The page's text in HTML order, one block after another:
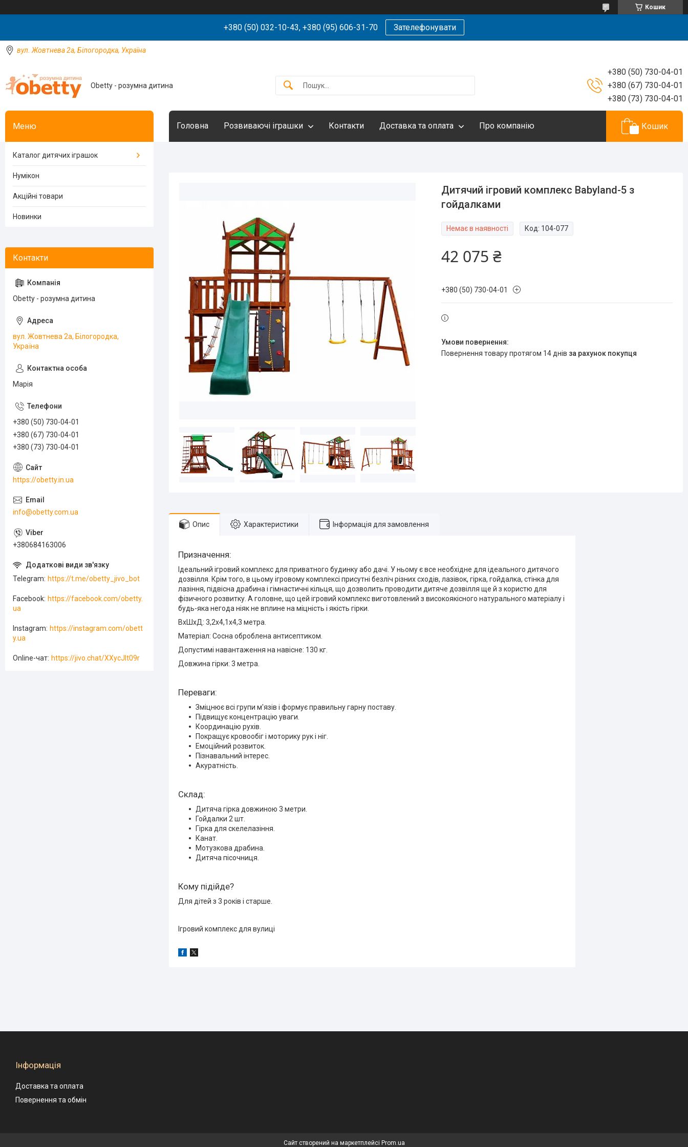
Кошик
+380 (50) 032-10-43, +380 (95) 606-31-70 Зателефонувати
вул. Жовтнева 2а, Білогородка, Україна
Obetty - розумна дитина
+380 (50) 730-04-01
+380 (67) 730-04-01
+380 (73) 730-04-01
Головна Розвиваючі іграшки Контакти Доставка та оплата Про компанію Кошик
Дитячий ігровий комплекс Babyland-5 з
гойдалками
Немає в наявності Код: 104-077
42 075 ₴
+380 (50) 730-04-01
повернення товару протягом 14 днів за рахунок покупця
Опис Характеристики Інформація для замовлення
Призначення:
Ідеальний ігровий комплекс для приватного будинку або дачі. У ньому є все необхідне для ідеального дитячого
дозвілля. Крім того, в цьому ігровому комплексі присутні безліч різних сходів, лазівок, гірка, гойдалка, стінка для
лазіння, підвісна драбина і гімнастичні кільця, що дозволить проводити дитяче дозвілля ще й з користю для
фізичного розвитку. А головне, що цей ігровий комплекс виготовлений з високоякісного натурального матеріалу і
будь-яка негода ніяк не вплине на міцність і якість гірки.
ВхШхД: 3,2х4,1х4,3 метра.
Матеріал: Сосна оброблена антисептиком.
Допустимі навантаження на навісне: 130 кг.
Довжина гірки: 3 метра.
Переваги:
Зміцнює всі групи м'язів і формує правильну гарну поставу.
Підвищує концентрацію уваги.
Координацію рухів.
Покращує кровообіг і моторику рук і ніг.
Емоційний розвиток.
Пізнавальний інтерес.
Акуратність.
Склад:
Дитяча гірка довжиною 3 метри.
Гойдалки 2 шт.
Гірка для скелелазіння.
Канат.
Мотузкова драбина.
Дитяча пісочниця.
Кому підійде?
Для дітей з 3 років і старше.
Ігровий комплекс для вулиці
Каталог дитячих іграшок
Нумікон
Акційні товари
Новинки
Obetty - розумна дитина
вул. Жовтнева 2а, Білогородка,
Україна
Марія
+380 (50) 730-04-01
+380 (67) 730-04-01
+380 (73) 730-04-01
https://obetty.in.ua
info@obetty.com.ua
+380684163006
Telegram https://t.me/obetty_jivo_bot
Facebook https://facebook.com/obetty.
ua
Instagram
https://instagram.com/obett
y.ua
Online-чат https://jivo.chat/XXycJlt09r
Інформація
Доставка та оплата
Повернення та обмін
Сайт створений на маркетплейсі Prom.ua